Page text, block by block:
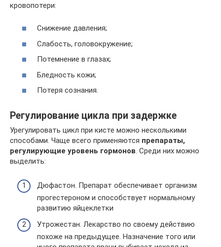
кровопотери:
Снижение давления;
Слабость, головокружение;
Потемнение в глазах;
Бледность кожи;
Потеря сознания.
Регулирование цикла при задержке
Урегулировать цикл при кисте можно несколькими
способами. Чаще всего применяются препараты,
регулирующие уровень гормонов. Среди них можно
выделить:
Дюфастон. Препарат обеспечивает организм
прогестероном и способствует нормальному
развитию яйцеклетки
Утрожестан. Лекарство по своему действию
похоже на предыдущее. Назначение того или